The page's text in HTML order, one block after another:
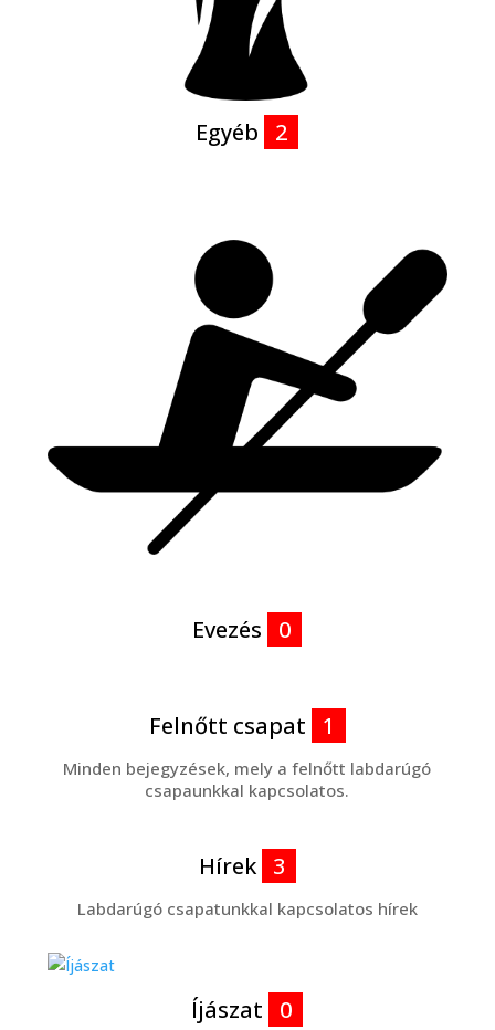
Egyéb 2
Evezés 0
Felnőtt csapat 1
Minden bejegyzések, mely a felnőtt labdarúgó
csapaunkkal kapcsolatos.
Hírek 3
Labdarúgó csapatunkkal kapcsolatos hírek
Íjászat 0